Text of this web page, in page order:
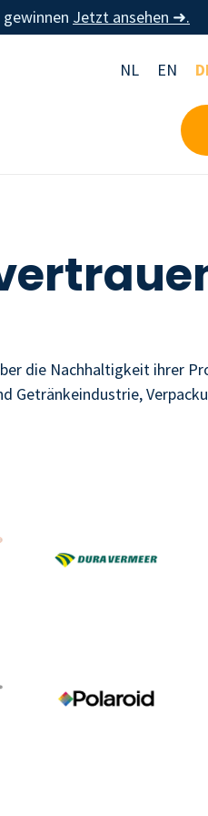
Jetzt ansehen ➜.
NL EN
die Nachhaltigkeit ihrer
Getränkeindustrie,